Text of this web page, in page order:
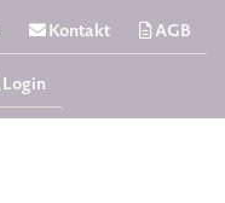
Kontakt AGB
Login